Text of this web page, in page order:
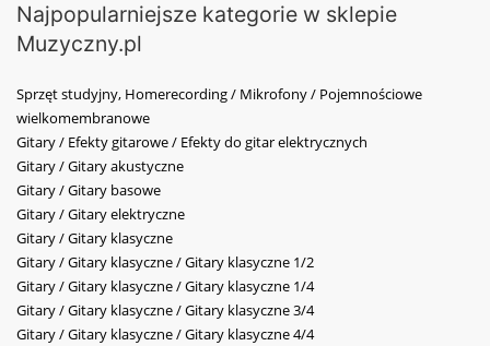
Najpopularniejsze kategorie w sklepie
Muzyczny.pl
Sprzęt studyjny, Homerecording / Mikrofony / Pojemnościowe
wielkomembranowe
Gitary / Efekty gitarowe / Efekty do gitar elektrycznych
Gitary / Gitary akustyczne
Gitary / Gitary basowe
Gitary / Gitary elektryczne
Gitary / Gitary klasyczne
Gitary / Gitary klasyczne / Gitary klasyczne 1/2
Gitary / Gitary klasyczne / Gitary klasyczne 1/4
Gitary / Gitary klasyczne / Gitary klasyczne 3/4
Gitary / Gitary klasyczne / Gitary klasyczne 4/4